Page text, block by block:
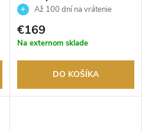
Až 100 dní na vrátenie
tovaru. Autorizovaný predajca.
€169
Na externom sklade
DO KOŠÍKA